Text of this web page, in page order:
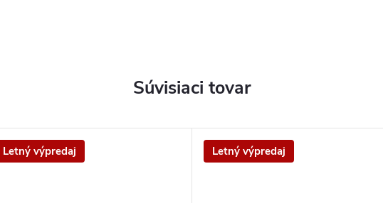
Súvisiaci tovar
Letný výpredaj Letný výpredaj